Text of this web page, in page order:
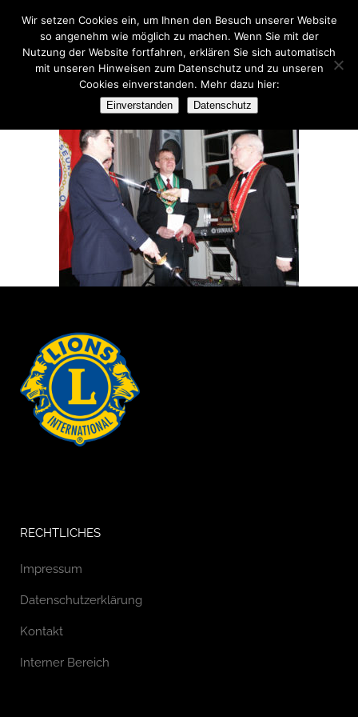
PICT2103
RECHTLICHES
Impressum
Datenschutzerklärung
Kontakt
Interner Bereich
Wir setzen Cookies ein, um Ihnen den Besuch unserer Website
so angenehm wie möglich zu machen. Wenn Sie mit der
Nutzung der Website fortfahren, erklären Sie sich automatisch
mit unseren Hinweisen zum Datenschutz und zu unseren
Cookies einverstanden. Mehr dazu hier:
Einverstanden Datenschutz